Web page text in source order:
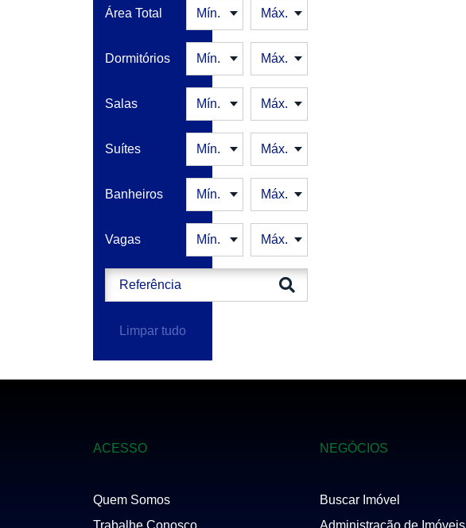
LIBERDADE
MORUMBI
PLANALTO PAULISTA
POMPÉIA
SANTA CECÍLIA
SANTANA
SANTO AMARO
TATUAPÉ
VILA LEOPOLDINA
VILA PRUDENTE
Área Total
Dormitórios
Salas
Suítes
Banheiros
Vagas
Limpar tudo
ACESSO
Quem Somos
Trabalhe Conosco
NEGÓCIOS
Buscar Imóvel
Administração de Imóveis